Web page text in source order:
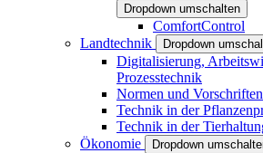
Dropdown umschalten
ComfortControl
Landtechnik
Dropdown
Digitalisierung,
Prozesstechnik
Normen und Vorschriften
Technik in der
Technik in der
Ökonomie
Dropdown